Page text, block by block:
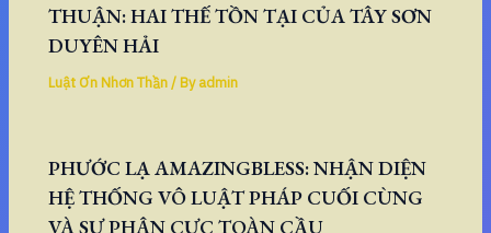
THUẬN: HAI THẾ TỒN TẠI CỦA TÂY SƠN
DUYÊN HẢI
Luật Ơn Nhơn Thần/ Byadmin
PHƯỚC LẠ AMAZINGBLESS: NHẬN DIỆN
HỆ THỐNG VÔ LUẬT PHÁP CUỐI CÙNG
VÀ SỰ PHÂN CỰC TOÀN CẦU